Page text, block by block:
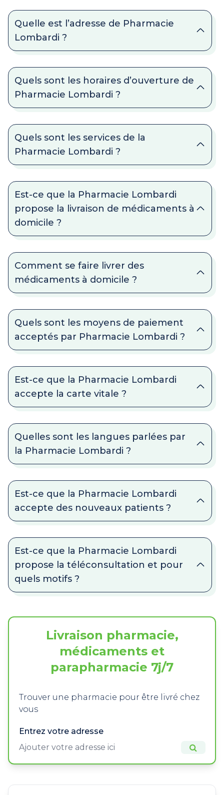
Quelle est l’adresse de Pharmacie
Lombardi ?
Quels sont les horaires d’ouverture de
Pharmacie Lombardi ?
Quels sont les services de la
Pharmacie Lombardi ?
Est-ce que la Pharmacie Lombardi
propose la livraison de médicaments à
domicile ?
Comment se faire livrer des
médicaments à domicile ?
Quels sont les moyens de paiement
acceptés par Pharmacie Lombardi ?
Est-ce que la Pharmacie Lombardi
accepte la carte vitale ?
Quelles sont les langues parlées par
la Pharmacie Lombardi ?
Est-ce que la Pharmacie Lombardi
accepte des nouveaux patients ?
Est-ce que la Pharmacie Lombardi
propose la téléconsultation et pour
quels motifs ?
Livraison pharmacie,
médicaments et
parapharmacie 7j/7
Trouver une pharmacie pour être livré chez
vous
Entrez votre adresse